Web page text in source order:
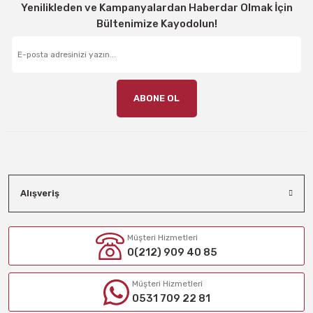
Yenilikleden ve Kampanyalardan Haberdar Olmak İçin
Bültenimize Kayodolun!
ABONE OL
Alışveriş
Müşteri Hizmetleri
0(212) 909 40 85
Müşteri Hizmetleri
0531 709 22 81